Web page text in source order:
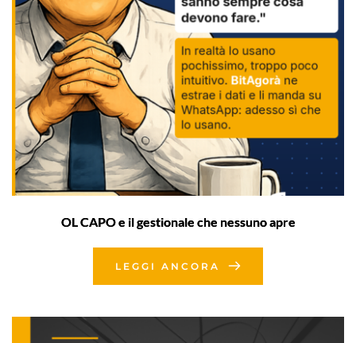
OL CAPO e il gestionale che nessuno apre
LEGGI ANCORA